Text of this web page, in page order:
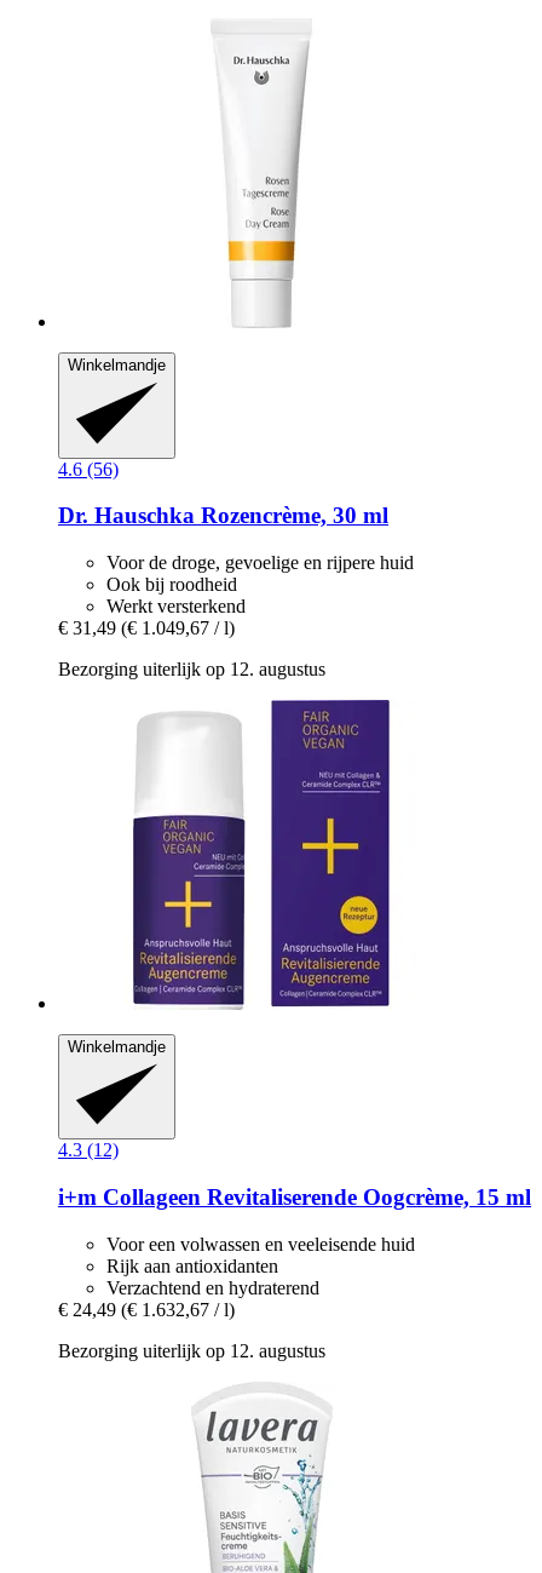
Winkelmandje
4.6 (56)
Dr. Hauschka Rozencrème, 30 ml
Voor de droge, gevoelige en rijpere huid
Ook bij roodheid
Werkt versterkend
€ 31,49 (€ 1.049,67 / l)
Bezorging uiterlijk op 12. augustus
Winkelmandje
4.3 (12)
i+m Collageen Revitaliserende Oogcrème, 15 ml
Voor een volwassen en veeleisende huid
Rijk aan antioxidanten
Verzachtend en hydraterend
€ 24,49 (€ 1.632,67 / l)
Bezorging uiterlijk op 12. augustus